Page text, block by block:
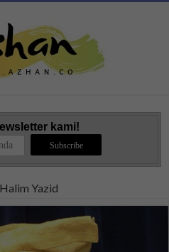
kami!
Yazid